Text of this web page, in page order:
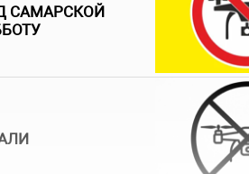
САМАРСКОЙ